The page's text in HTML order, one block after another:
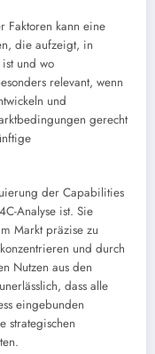
Faktoren kann eine
die aufzeigt, in
und wo
relevant, wenn
und
gerecht
der Capabilities
Analyse ist. Sie
Markt präzise zu
und durch
Nutzen aus den
dass alle
eingebunden
strategischen